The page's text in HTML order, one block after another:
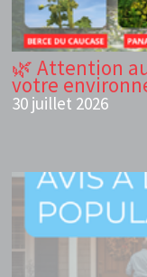
🌿 Attention
votre
30 juillet 2026